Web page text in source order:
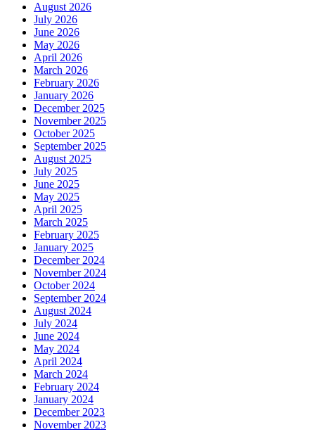
August 2026
July 2026
June 2026
May 2026
April 2026
March 2026
February 2026
January 2026
December 2025
November 2025
October 2025
September 2025
August 2025
July 2025
June 2025
May 2025
April 2025
March 2025
February 2025
January 2025
December 2024
November 2024
October 2024
September 2024
August 2024
July 2024
June 2024
May 2024
April 2024
March 2024
February 2024
January 2024
December 2023
November 2023